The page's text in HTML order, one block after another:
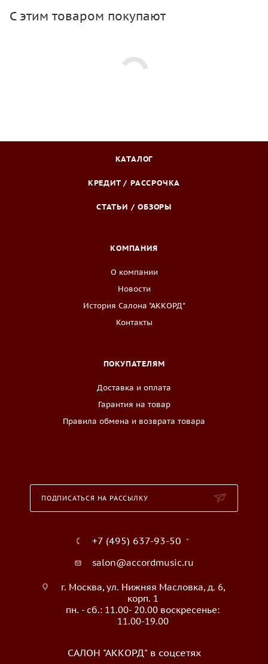
С этим товаром покупают
КАТАЛОГ
КРЕДИТ / РАССРОЧКА
СТАТЬИ / ОБЗОРЫ
КОМПАНИЯ
О компании
Новости
История Салона "АККОРД"
Контакты
ПОКУПАТЕЛЯМ
Доставка и оплата
Гарантия на товар
Правила обмена и возврата товара
ПОДПИСАТЬСЯ НА РАССЫЛКУ
+7 (495) 637-93-50
salon@accordmusic.ru
г. Москва, ул. Нижняя Масловка, д. 6,
корп. 1
пн. - сб.: 11.00- 20.00 воскресенье:
11.00-19.00
САЛОН "АККОРД" в соцсетях